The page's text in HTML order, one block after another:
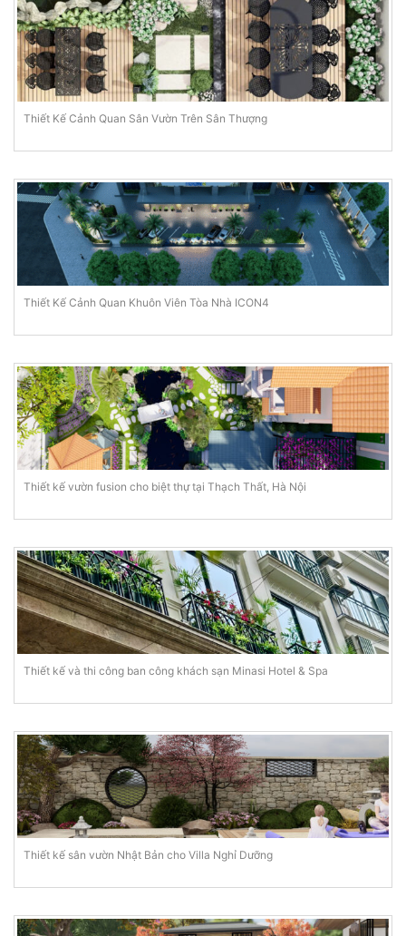
Thiết Kế Cảnh Quan Sân Vườn Trên Sân Thượng
Thiết Kế Cảnh Quan Khuôn Viên Tòa Nhà ICON4
Thiết kế vườn fusion cho biệt thự tại Thạch Thất, Hà Nội
Thiết kế và thi công ban công khách sạn Minasi Hotel & Spa
Thiết kế sân vườn Nhật Bản cho Villa Nghỉ Dưỡng